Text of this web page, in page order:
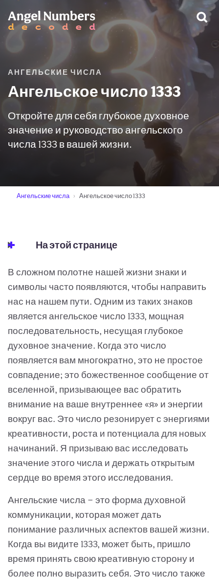
АНГЕЛЬСКИЕ ЧИСЛА
Ангельское число 1333
Откройте для себя глубокое духовное
значение и руководство ангельского
числа 1333 в вашей жизни.
Ангельские числа Ангельское число 1333
На этой странице
В сложном полотне нашей жизни знаки и
символы часто появляются, чтобы направить
нас на нашем пути. Одним из таких знаков
является ангельское число 1333, мощная
последовательность, несущая глубокое
духовное значение. Когда это число
появляется вам многократно, это не простое
совпадение; это божественное сообщение от
вселенной, призывающее вас обратить
внимание на ваше внутреннее «я» и энергии
вокруг вас. Это число резонирует с энергиями
креативности, роста и потенциала для новых
начинаний. Я призываю вас исследовать
значение этого числа и держать открытым
сердце во время этого исследования.
Ангельские числа — это форма духовной
коммуникации, которая может дать
понимание различных аспектов вашей жизни.
Когда вы видите 1333, может быть, пришло
время принять свою креативную сторону и
более полно выразить себя. Это число также
ПРЕДУПРЕЖДЕНИЕ: